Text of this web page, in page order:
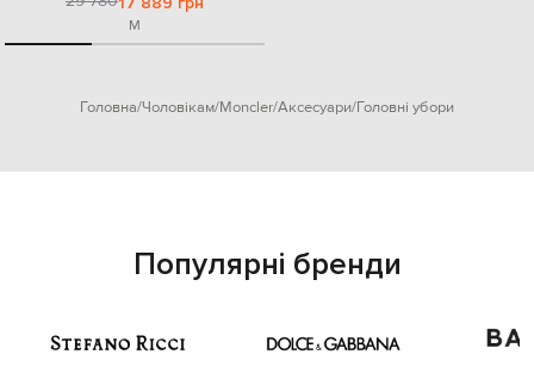
M
Головна Чоловікам Moncler Аксесуари Головні убори
Популярні бренди